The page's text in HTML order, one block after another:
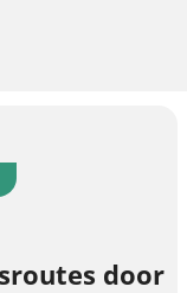
door